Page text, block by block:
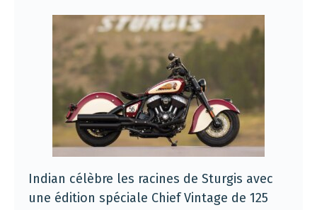
Indian célèbre les racines de Sturgis avec
une édition spéciale Chief Vintage de 125